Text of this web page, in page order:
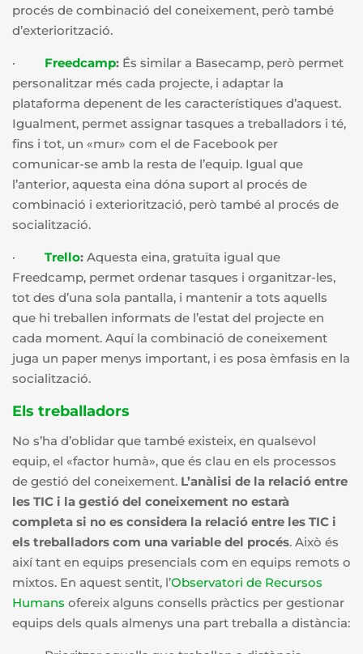
procés de combinació del coneixement, però també
d’exteriorització.
· Freedcamp: És similar a Basecamp, però permet
personalitzar més cada projecte, i adaptar la
plataforma depenent de les característiques d’aquest.
Igualment, permet assignar tasques a treballadors i té,
fins i tot, un «mur» com el de Facebook per
comunicar-se amb la resta de l’equip. Igual que
l’anterior, aquesta eina dóna suport al procés de
combinació i exteriorització, però també al procés de
socialització.
· Trello: Aquesta eina, gratuïta igual que
Freedcamp, permet ordenar tasques i organitzar-les,
tot des d’una sola pantalla, i mantenir a tots aquells
que hi treballen informats de l’estat del projecte en
cada moment. Aquí la combinació de coneixement
juga un paper menys important, i es posa èmfasis en la
socialització.
Els treballadors
No s’ha d’oblidar que també existeix, en qualsevol
equip, el «factor humà», que és clau en els processos
de gestió del coneixement. L’anàlisi de la relació entre
les TIC i la gestió del coneixement no estarà
completa si no es considera la relació entre les TIC i
els treballadors com una variable del procés. Això és
així tant en equips presencials com en equips remots o
mixtos. En aquest sentit, l’Observatori de Recursos
Humans ofereix alguns consells pràctics per gestionar
equips dels quals almenys una part treballa a distància: